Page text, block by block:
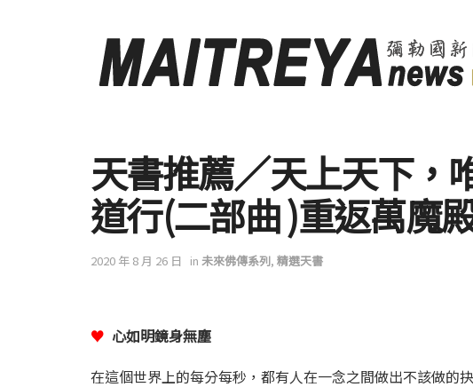
天書推薦／天上天下，
道行(二部曲 )重返萬魔殿
2020 年 8 月 26 日 in 未來佛傳系列, 精選天書
♥ 心如明鏡身無塵
在這個世界上的每分每秒，都有人在一念之間做出不該做的